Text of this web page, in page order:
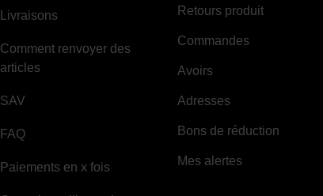
Livraisons
Comment renvoyer des
articles
SAV
FAQ
Paiements en x fois
Retours produit
Commandes
Avoirs
Adresses
Bons de réduction
Mes alertes